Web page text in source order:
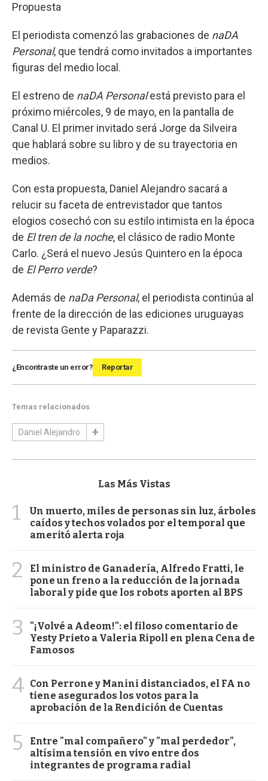
Propuesta
El periodista comenzó las grabaciones de naDA
Personal, que tendrá como invitados a importantes
figuras del medio local.
El estreno de naDA Personalestá previsto para el
próximo miércoles, 9 de mayo, en la pantalla de
Canal U. El primer invitado será Jorge da Silveira
que hablará sobre su libro y de su trayectoria en
medios.
Con esta propuesta, Daniel Alejandro sacará a
relucir su faceta de entrevistador que tantos
elogios cosechó con su estilo intimista en la época
de El tren de la noche, el clásico de radio Monte
Carlo. ¿Será el nuevo Jesús Quintero en la época
de El Perro verde?
Además de naDa Personal, el periodista continúa al
frente de la dirección de las ediciones uruguayas
de revista Gente y Paparazzi.
¿Encontraste un error? Reportar
Temas relacionados
Daniel Alejandro
Las Más Vistas
1
Un muerto, miles de personas sin luz, árboles
caídos y techos volados por el temporal que
ameritó alerta roja
2
El ministro de Ganadería, Alfredo Fratti, le
pone un freno a la reducción de la jornada
laboral y pide que los robots aporten al BPS
3
"¡Volvé a Adeom!": el filoso comentario de
Yesty Prieto a Valeria Ripoll en plena Cena de
Famosos
4 Con Perrone y Manini distanciados, el FA no
tiene asegurados los votos para la
aprobación de la Rendición de Cuentas
5
Entre "mal compañero" y "mal perdedor",
altísima tensión en vivo entre dos
integrantes de programa radial